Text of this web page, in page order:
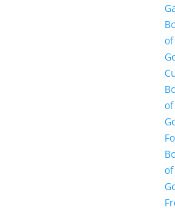
of
of
of